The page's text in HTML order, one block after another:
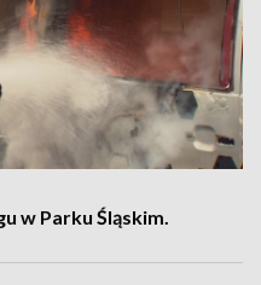
w Parku Śląskim.